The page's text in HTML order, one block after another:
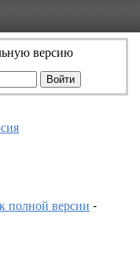
версию
к полной версии -